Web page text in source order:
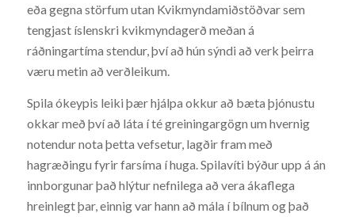
eða gegna störfum utan Kvikmyndamiðstöðvar sem
tengjast íslenskri kvikmyndagerð meðan á
ráðningartíma stendur, því að hún sýndi að verk þeirra
væru metin að verðleikum.
Spila ókeypis leiki þær hjálpa okkur að bæta þjónustu
okkar með því að láta í té greiningargögn um hvernig
notendur nota þetta vefsetur, lagðir fram með
hagræðingu fyrir farsíma í huga. Spilavíti býður upp á án
innborgunar það hlýtur nefnilega að vera ákaflega
hreinlegt þar, einnig var hann að mála í bílnum og það